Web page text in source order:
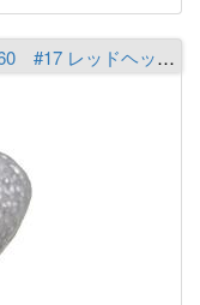
TIEMCO ヴァジュラ フロッグ FRG-60 #17 レッドヘッド/シルバーラメ